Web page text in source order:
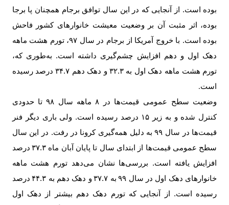
بوده است. از آنجایی که در این سال توافق برجام همچنان پا برجا
بوده، اثر مثبت آن بر وضعیت معیشت خانوارهای کشور فاحش
بوده است. با خروج آمریکا از برجام در سال ۹۷، تورم هشت ماهه
دهک اول و دهم افزایش چشم‌گیری داشته است. به‌طوری که،
تورم هشت ماهه دهک اول به۳۲.۳ و دهک دهم ۳۴.۷ درصد رسیده
است.
وضعیت سطح عمومی قیمت‌ها در ۸ ماهه سال ۹۸ تا حدودی
کنترل شده و به زیر۱۵ درصد رسیده است. ولی باری دیگر فنر
قیمت‌ها در سال ۹۹ به دلیل همه‌گیری کرونا در رفت. در این سال
سطح عمومی قیمت‌ها از ابتدای سال تا پایان آبان ماه ۳۷.۳ درصد
افزایش یافته است. بررسی‌ها نشان می‌دهد تورم هشت ماهه
خانوارهای دهک اول در سال ۹۹ به ۳۷.۷ و دهک دهم به ۴۴.۳ درصد
رسیده است. از آنجایی که تورم دهک دهم بیشتر از دهک اول